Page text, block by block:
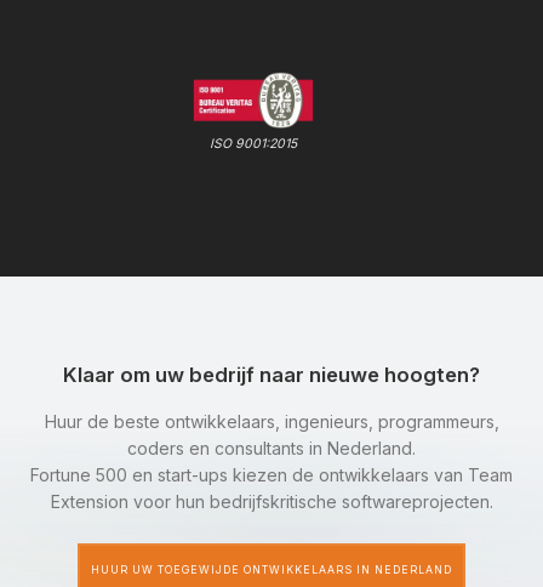
ISO 9001:2015
Klaar om uw bedrijf naar nieuwe hoogten?
Huur de beste ontwikkelaars, ingenieurs, programmeurs,
coders en consultants in Nederland.
Fortune 500 en start-ups kiezen de ontwikkelaars van Team
Extension voor hun bedrijfskritische softwareprojecten.
HUUR UW TOEGEWIJDE ONTWIKKELAARS IN NEDERLAND